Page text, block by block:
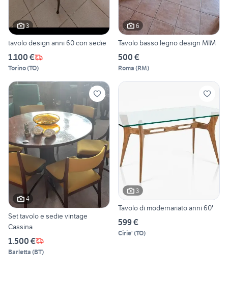
3
tavolo design anni 60 con sedie
1.100 €
Torino(TO)
6
Tavolo basso legno design MIM
500 €
Roma (RM)
4
Set tavolo e sedie vintage
Cassina
1.500 €
Barletta (BT)
3
Tavolo di modernariato anni 60'
599 €
Cirie' (TO)